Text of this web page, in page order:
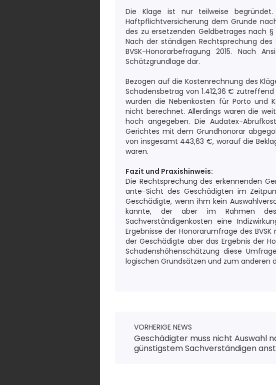
Die Klage ist nur teilweise
Haftpflichtversicherung dem Grunde
des zu ersetzenden Geldbetrages nach §
Nach der ständigen Rechtsprechung
BVSK-Honorarbefragung 2015. Nach
Schätzgrundlage dar.
Bezogen auf die Kostenrechnung des
Schadensbetrag von 1.412,36 €
wurden die Nebenkosten für Porto und
nicht berechnet. Allerdings waren die
hoch angegeben. Die Audatex-
Gerichtes mit dem Grundhonorar
von insgesamt 443,63 €, worauf die
waren.
Fazit und Praxishinweis:
Die Rechtsprechung des erkennenden
ante-Sicht des Geschädigten im
Geschädigte, wenn ihm kein
kannte, der aber im Rahmen
Sachverständigenkosten eine
Ergebnisse der Honorarumfrage des
der Geschädigte aber das Ergebnis der
Schadenshöhenschätzung diese
logischen Grundsätzen und zum anderen
VORHERIGE NEWS
Geschädigter muss nicht Auswahl
günstigstem Sachverständigen